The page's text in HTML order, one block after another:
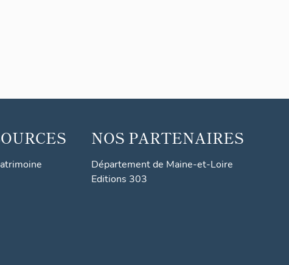
NOS PARTENAIRES
Département de Maine-et-Loire
Editions 303